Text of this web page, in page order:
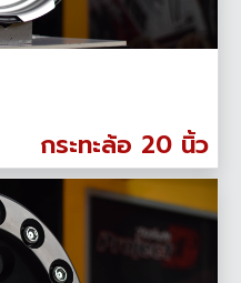
กระทะล้อ 20 นิ้ว